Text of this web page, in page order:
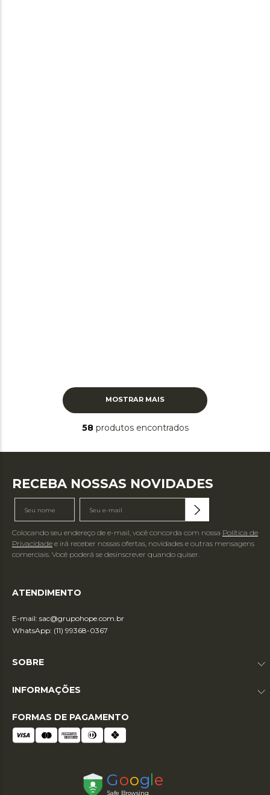
MOSTRAR MAIS
58 produtos
RECEBA NOSSAS NOVIDADES
Colocando seu endereço de e-mail, você concorda com nossa Política de
Privacidade e irá receber nossas ofertas, novidades e outras mensagens
comerciais. Você poderá se desinscrever quando quiser.
ATENDIMENTO
E-mail: sac@grupohope.com.br
WhatsApp: (11) 99368-0367
SOBRE
INFORMAÇÕES
FORMAS DE PAGAMENTO